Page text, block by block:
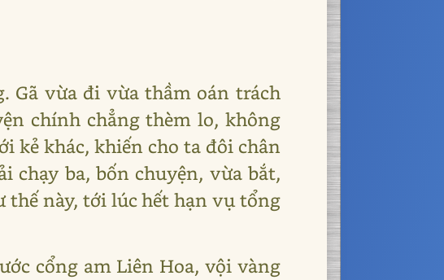
Gã vừa đi vừa thầm oán trách
chính chẳng thèm lo, không
kẻ khác, khiến cho ta đôi chân
chạy ba, bốn chuyện, vừa bắt,
thế này, tới lúc hết hạn vụ tổng
cổng am Liên Hoa, vội vàng